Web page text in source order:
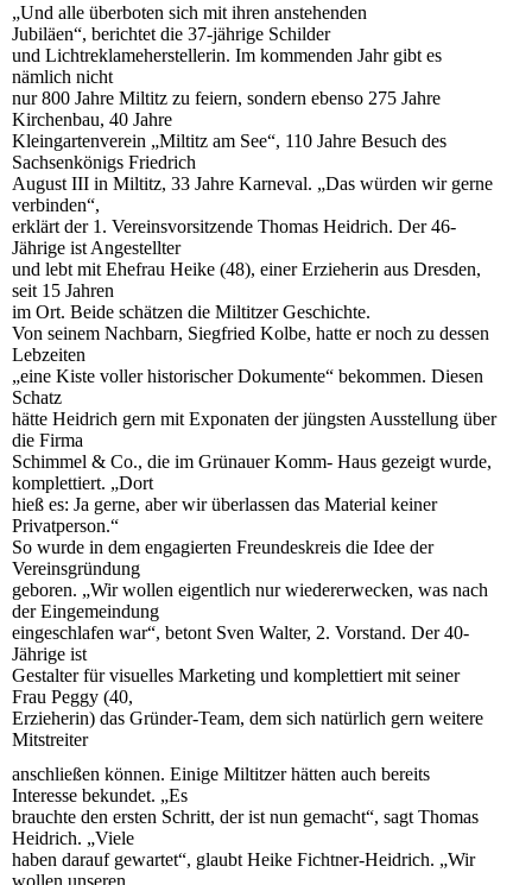
„Und alle überboten sich mit ihren anstehenden
Jubiläen“, berichtet die 37-jährige Schilder
und Lichtreklameherstellerin. Im kommenden Jahr gibt es
nämlich nicht
nur 800 Jahre Miltitz zu feiern, sondern ebenso 275 Jahre
Kirchenbau, 40 Jahre
Kleingartenverein „Miltitz am See“, 110 Jahre Besuch des
Sachsenkönigs Friedrich
August III in Miltitz, 33 Jahre Karneval. „Das würden wir gerne
verbinden“,
erklärt der 1. Vereinsvorsitzende Thomas Heidrich. Der 46-
Jährige ist Angestellter
und lebt mit Ehefrau Heike (48), einer Erzieherin aus Dresden,
seit 15 Jahren
im Ort. Beide schätzen die Miltitzer Geschichte.
Von seinem Nachbarn, Siegfried Kolbe, hatte er noch zu dessen
Lebzeiten
„eine Kiste voller historischer Dokumente“ bekommen. Diesen
Schatz
hätte Heidrich gern mit Exponaten der jüngsten Ausstellung über
die Firma
Schimmel & Co., die im Grünauer Komm- Haus gezeigt wurde,
komplettiert. „Dort
hieß es: Ja gerne, aber wir überlassen das Material keiner
Privatperson.“
So wurde in dem engagierten Freundeskreis die Idee der
Vereinsgründung
geboren. „Wir wollen eigentlich nur wiedererwecken, was nach
der Eingemeindung
eingeschlafen war“, betont Sven Walter, 2. Vorstand. Der 40-
Jährige ist
Gestalter für visuelles Marketing und komplettiert mit seiner
Frau Peggy (40,
Erzieherin) das Gründer-Team, dem sich natürlich gern weitere
Mitstreiter
anschließen können. Einige Miltitzer hätten auch bereits
Interesse bekundet. „Es
brauchte den ersten Schritt, der ist nun gemacht“, sagt Thomas
Heidrich. „Viele
haben darauf gewartet“, glaubt Heike Fichtner-Heidrich. „Wir
wollen unseren